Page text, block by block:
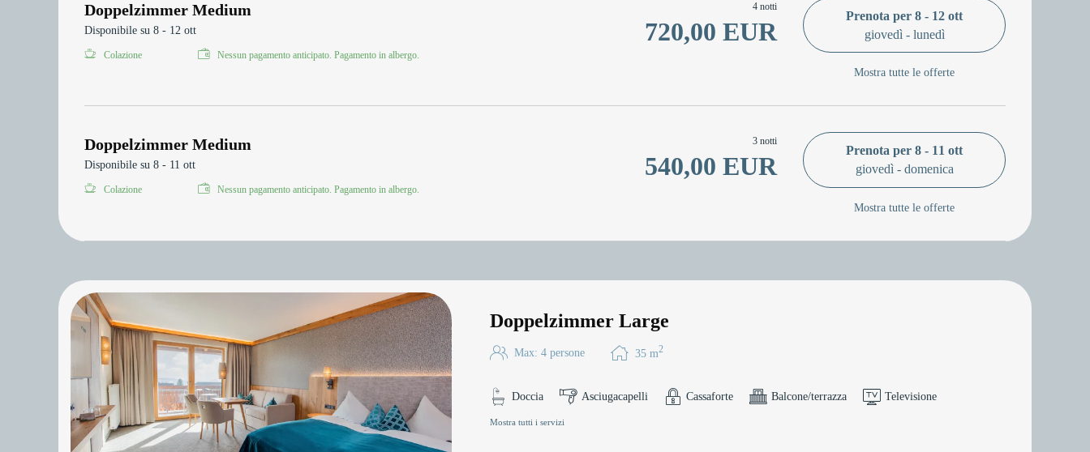
Doppelzimmer Medium
Disponibile su 8 - 12 ott
Colazione Nessun pagamento anticipato. Pagamento in albergo.
4 notti
720,00 EUR
Prenota per 8 - 12 ott
giovedì - lunedì
Mostra tutte le offerte
Doppelzimmer Medium
Disponibile su 8 - 11 ott
Colazione Nessun pagamento anticipato. Pagamento in albergo.
3 notti
540,00 EUR
Prenota per 8 - 11 ott
giovedì - domenica
Mostra tutte le offerte
Doppelzimmer Large
Max: 4 persone 35 m2
Doccia Asciugacapelli Cassaforte Balcone/terrazza Televisione
Mostra tutti i servizi